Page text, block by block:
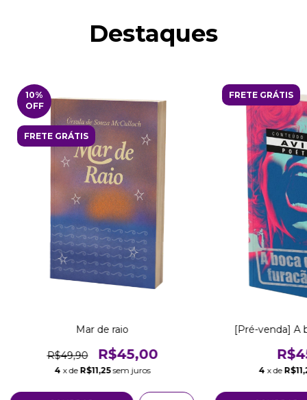
Destaques
10%
OFF
FRETE GRÁTIS
Mar de raio
R$49,90 R$45,00
4 x de R$11,25 sem juros
FRETE GRÁTIS
[Pré-venda] A
4 x de